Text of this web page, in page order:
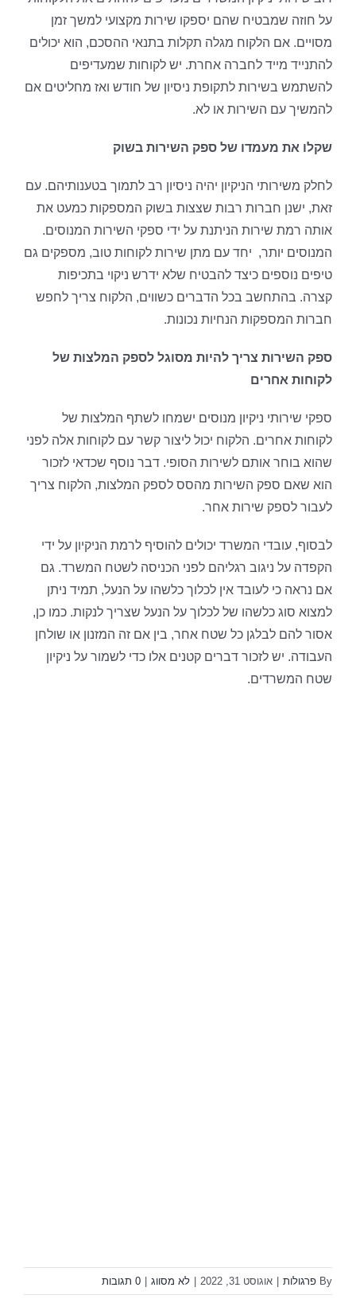
על חוזה שמבטיח שהם יספקו שירות מקצועי למשך זמן
מסויים. אם הלקוח מגלה תקלות בתנאי ההסכם, הוא יכולים
להתנייד מייד לחברה אחרת. יש לקוחות שמעדיפים
להשתמש בשירות לתקופת ניסיון של חודש ואז מחליטים אם
להמשיך עם השירות או לא.
שקלו את מעמדו של ספק השירות בשוק
לחלק משירותי הניקיון יהיה ניסיון רב לתמוך בטענותיהם. עם
זאת, ישנן חברות רבות שצצות בשוק המספקות כמעט את
אותה רמת שירות הניתנת על ידי ספקי השירות המנוסים.
המנוסים יותר, יחד עם מתן שירות לקוחות טוב, מספקים גם
טיפים נוספים כיצד להבטיח שלא ידרש ניקוי בתכיפות
קצרה. בהתחשב בכל הדברים כשווים, הלקוח צריך לחפש
חברות המספקות הנחיות נכונות.
ספק השירות צריך להיות מסוגל לספק המלצות של
לקוחות אחרים
ספקי שירותי ניקיון מנוסים ישמחו לשתף המלצות של
לקוחות אחרים. הלקוח יכול ליצור קשר עם לקוחות אלה לפני
שהוא בוחר אותם לשירות הסופי. דבר נוסף שכדאי לזכור
הוא שאם ספק השירות מהסס לספק המלצות, הלקוח צריך
לעבור לספק שירות אחר.
לבסוף, עובדי המשרד יכולים להוסיף לרמת הניקיון על ידי
הקפדה על ניגוב רגליהם לפני הכניסה לשטח המשרד. גם
אם נראה כי לעובד אין לכלוך כלשהו על הנעל, תמיד ניתן
למצוא סוג כלשהו של לכלוך על הנעל שצריך לנקות. כמו כן,
אסור להם לבלגן כל שטח אחר, בין אם זה המזנון או שולחן
העבודה. יש לזכור דברים קטנים אלו כדי לשמור על ניקיון
שטח המשרדים.
By פרגולות אוגוסט 31, 2022 לא מסווג 0 תגובות